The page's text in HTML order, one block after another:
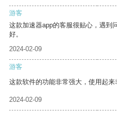
游客
这款加速器app的客服很贴心，遇到
好。
2024-02-09
游客
这款软件的功能非常强大，使用起来
2024-02-09